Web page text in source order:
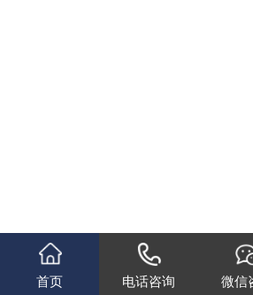
首页 电话咨询 微信